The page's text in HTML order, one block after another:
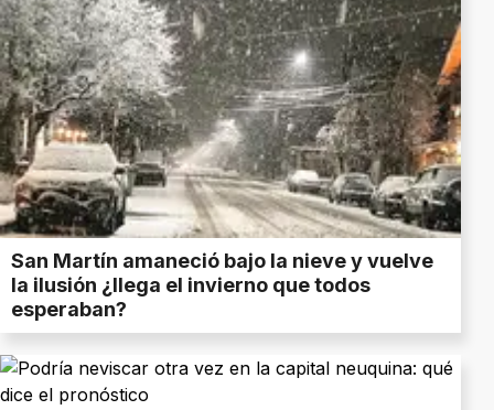
San Martín amaneció bajo la nieve y vuelve
la ilusión ¿llega el invierno que todos
esperaban?